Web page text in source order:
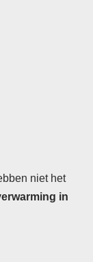
niet het
in